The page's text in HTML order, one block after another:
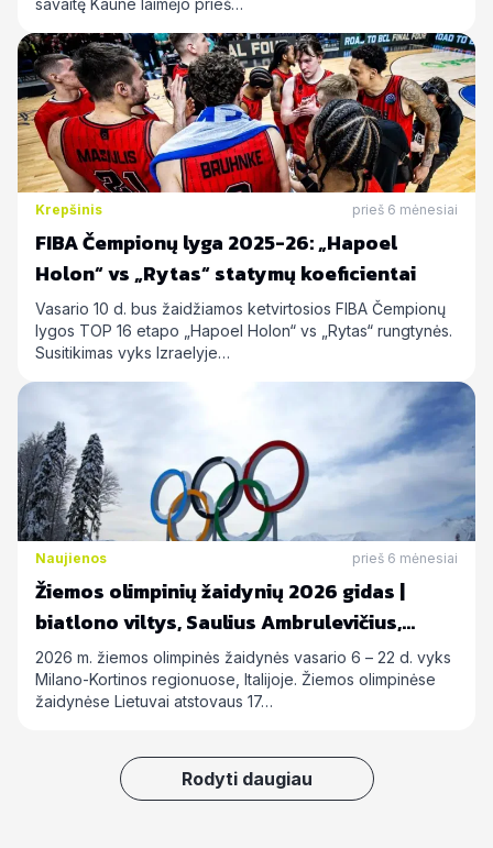
savaitę Kaune laimėjo prieš…
Krepšinis prieš 6 mėnesiai
FIBA Čempionų lyga 2025-26: „Hapoel
Holon“ vs „Rytas“ statymų koeficientai
Vasario 10 d. bus žaidžiamos ketvirtosios FIBA Čempionų
lygos TOP 16 etapo „Hapoel Holon“ vs „Rytas“ rungtynės.
Susitikimas vyks Izraelyje…
Naujienos prieš 6 mėnesiai
Žiemos olimpinių žaidynių 2026 gidas |
biatlono viltys, Saulius Ambrulevičius,
Allison Reed ir kiti
2026 m. žiemos olimpinės žaidynės vasario 6 – 22 d. vyks
Milano-Kortinos regionuose, Italijoje. Žiemos olimpinėse
žaidynėse Lietuvai atstovaus 17…
Rodyti daugiau